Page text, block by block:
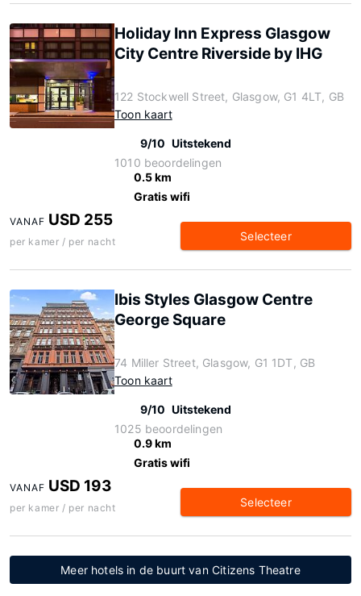
Holiday Inn Express Glasgow
City Centre Riverside by IHG
122 Stockwell Street, Glasgow, G1 4LT, GB
Toon kaart
9/10 Uitstekend
1010 beoordelingen
0.5 km
Gratis wifi
VANAF USD 255
per kamer / per nacht Selecteer
Ibis Styles Glasgow Centre
George Square
74 Miller Street, Glasgow, G1 1DT, GB
Toon kaart
9/10 Uitstekend
1025 beoordelingen
0.9 km
Gratis wifi
VANAF USD 193
per kamer / per nacht Selecteer
Meer hotels in de buurt van Citizens Theatre